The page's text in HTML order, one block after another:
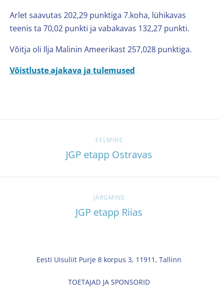
Arlet saavutas 202,29 punktiga 7.koha, lühikavas
teenis ta 70,02 punkti ja vabakavas 132,27 punkti.
Võitja oli Ilja Malinin Ameerikast 257,028 punktiga.
Võistluste ajakava ja tulemused
EELMINE
JGP etapp Ostravas
JÄRGMINE
JGP etapp Riias
Eesti Uisuliit Purje 8 korpus 3, 11911, Tallinn
TOETAJAD JA SPONSORID